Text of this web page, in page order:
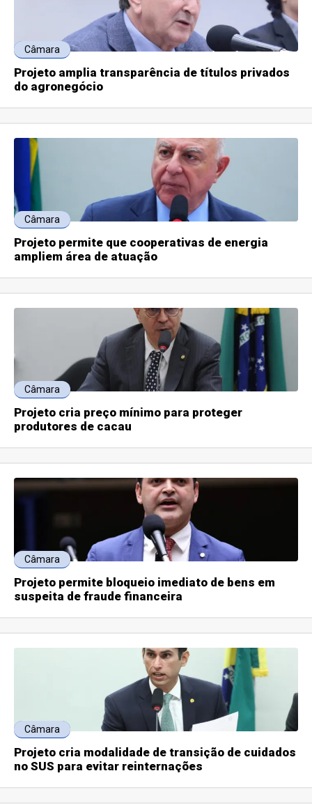
Câmara
Projeto amplia transparência de títulos privados
do agronegócio
Câmara
Projeto permite que cooperativas de energia
ampliem área de atuação
Câmara
Projeto cria preço mínimo para proteger
produtores de cacau
Câmara
Projeto permite bloqueio imediato de bens em
suspeita de fraude financeira
Câmara
Projeto cria modalidade de transição de cuidados
no SUS para evitar reinternações